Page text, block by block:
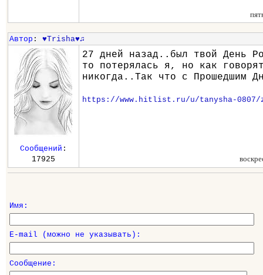
Автор : ♥Trisha♥♫
27 дней назад..был твой День
то потерялась я, но как
никогда..Так что с Прошедшим
https://www.hitlist.ru/u/tanysha-0807/
Сообщений :
17925
Имя:
E-mail (можно не указывать):
Сообщение: